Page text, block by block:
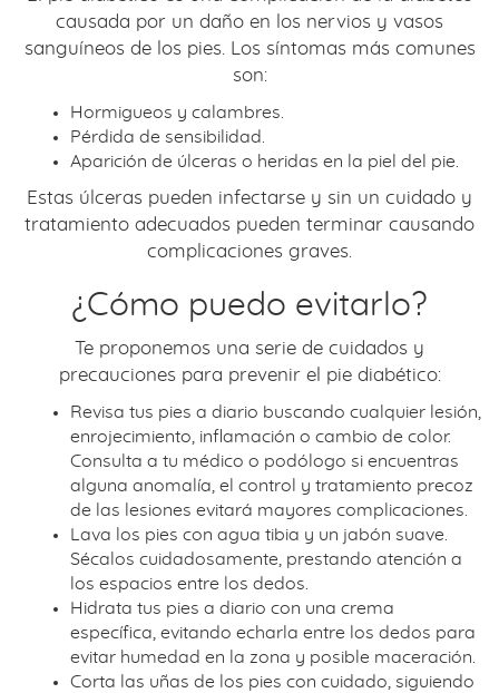
causada por un daño en los nervios y vasos
sanguíneos de los pies. Los síntomas más comunes
son:
Hormigueos y calambres.
Pérdida de sensibilidad.
Aparición de úlceras o heridas en la piel del pie.
Estas úlceras pueden infectarse y sin un cuidado y
tratamiento adecuados pueden terminar causando
complicaciones graves.
¿Cómo puedo evitarlo?
Te proponemos una serie de cuidados y
precauciones para prevenir el pie diabético:
Revisa tus pies a diario buscando cualquier lesión,
enrojecimiento, inflamación o cambio de color.
Consulta a tu médico o podólogo si encuentras
alguna anomalía, el control y tratamiento precoz
de las lesiones evitará mayores complicaciones.
Lava los pies con agua tibia y un jabón suave.
Sécalos cuidadosamente, prestando atención a
los espacios entre los dedos.
Hidrata tus pies a diario con una crema
específica, evitando echarla entre los dedos para
evitar humedad en la zona y posible maceración.
Corta las uñas de los pies con cuidado, siguiendo